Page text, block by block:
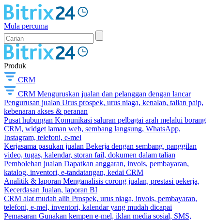
Mula percuma
Produk
CRM
CRM Menguruskan jualan dan pelanggan dengan lancar
Pengurusan jualan Urus prospek, urus niaga, kenalan, talian paip,
kebenaran akses & peranan
Pusat hubungan Komunikasi saluran pelbagai arah melalui borang
CRM, widget laman web, sembang langsung, WhatsApp,
Instagram, telefoni, e-mel
Kerjasama pasukan jualan Bekerja dengan sembang, panggilan
video, tugas, kalendar, storan fail, dokumen dalam talian
Pembolehan jualan Dapatkan anggaran, invois, pembayaran,
katalog, inventori, e-tandatangan, kedai CRM
Analitik & laporan Menganalisis corong jualan, prestasi pekerja,
Kecerdasan Jualan, laporan BI
CRM alat mudah alih Prospek, urus niaga, invois, pembayaran,
telefoni, e-mel, inventori, kalendar yang mudah dicapai
Pemasaran Gunakan kempen e-mel, iklan media sosial, SMS,